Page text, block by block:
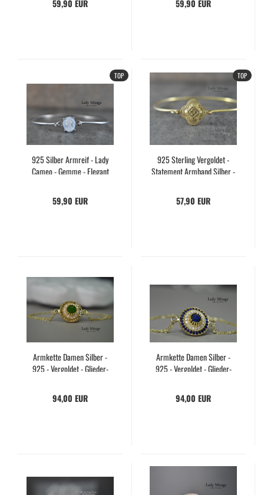
59,90 EUR 59,90 EUR
TOP
925 Sil­ber Arm­reif - Lady
Cameo - Gemme - Ele­gant
Schmuck - Ro­man­ti­ker Sil­
ber Schmuck - Ge­schenk
59,90 EUR
TOP
925 Ster­ling Ver­gol­det -
State­ment Arm­band Sil­ber -
schenk für Sie
57,90 EUR
Arm­ket­te Damen Sil­ber -
925 - Ver­gol­det - Glie­der­
Zir­ko­nia Arm­band - Edel­stein
Jade - Ge­schenk­ideen Damen
94,00 EUR
Arm­ket­te Damen Sil­ber -
925 - Ver­gol­det - Glie­der­
Zir­ko­nia Arm­band - Edel­stein
Lapis La­zu­li - Ge­schenk­ideen
94,00 EUR